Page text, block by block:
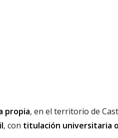
propia, en el territorio de
, con titulación universitaria